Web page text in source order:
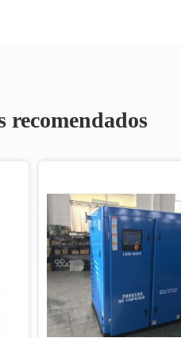
recomendados